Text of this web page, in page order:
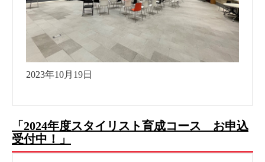
2023年10月19日
「2024年度スタイリスト育成コース お申込
受付中！」